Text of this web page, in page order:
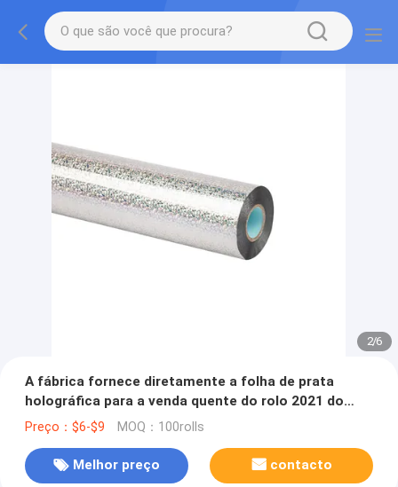
2/6
A fábrica fornece diretamente a folha de prata
holográfica para a venda quente do rolo 2021 do
tamanho 64cm*120m dos papéis e dos plásticos
Preço：$6-$9 MOQ：100rolls
Melhor preço contacto